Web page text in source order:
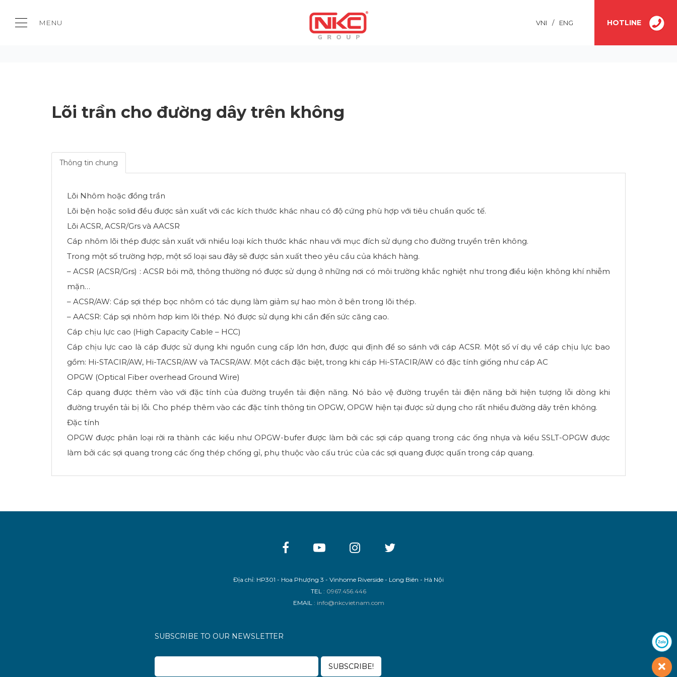
MENU VNI / ENG HOTLINE
Lõi trần cho đường dây trên không
Thông tin chung
Lõi Nhôm hoặc đồng trần
Lõi bện hoặc solid đều được sản xuất với các kích thước khác nhau có độ cứng phù hợp với tiêu chuẩn quốc tế.
Lõi ACSR, ACSR/Grs và AACSR
Cáp nhôm lõi thép được sản xuất với nhiều loại kích thước khác nhau với mục đích sử dụng cho đường truyền trên không.
Trong một số trường hợp, một số loại sau đây sẽ được sản xuất theo yêu cầu của khách hàng.
– ACSR (ACSR/Grs) : ACSR bôi mỡ, thông thường nó được sử dụng ở những nơi có môi trường khắc nghiệt như trong điều kiện không khí nhiễm
mặn…
– ACSR/AW: Cáp sợi thép bọc nhôm có tác dụng làm giảm sự hao mòn ở bên trong lõi thép.
– AACSR: Cáp sợi nhôm hơp kim lõi thép. Nó được sử dụng khi cần đến sức căng cao.
Cáp chịu lực cao (High Capacity Cable – HCC)
Cáp chịu lực cao là cáp được sử dụng khi nguồn cung cấp lớn hơn, được qui định để so sánh với cáp ACSR. Một số ví dụ về cáp chịu lực bao
gồm: Hi-STACIR/AW, Hi-TACSR/AW và TACSR/AW. Một cách đặc biệt, trong khi cáp Hi-STACIR/AW có đặc tính giống như cáp AC
OPGW (Optical Fiber overhead Ground Wire)
Cáp quang được thêm vào với đặc tính của đường truyền tải điện năng. Nó bảo vệ đường truyền tải điện năng bởi hiện tượng lỗi dòng khi
đường truyền tải bị lỗi. Cho phép thêm vào các đặc tính thông tin OPGW, OPGW hiện tại được sử dụng cho rất nhiều đường dây trên không.
Đặc tính
OPGW được phân loại rời ra thành các kiểu như OPGW-bufer được làm bởi các sợi cáp quang trong các ống nhựa và kiểu SSLT-OPGW được
làm bởi các sợi quang trong các ống thép chống gỉ, phụ thuộc vào cấu trúc của các sợi quang được quấn trong cáp quang.
Địa chỉ: HP301 - Hoa Phượng 3 - Vinhome Riverside - Long Biên - Hà Nội
TEL : 0967.456.446
EMAIL : info@nkcvietnam.com
SUBSCRIBE TO OUR NEWSLETTER